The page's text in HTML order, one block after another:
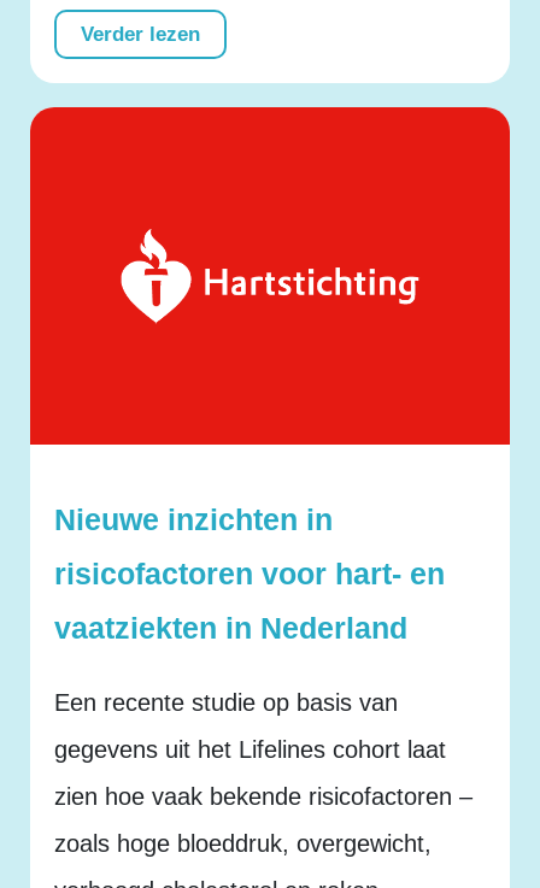
Verder lezen
Nieuwe inzichten in
risicofactoren voor hart- en
vaatziekten in Nederland
Een recente studie op basis van
gegevens uit het Lifelines cohort laat
zien hoe vaak bekende risicofactoren –
zoals hoge bloeddruk, overgewicht,